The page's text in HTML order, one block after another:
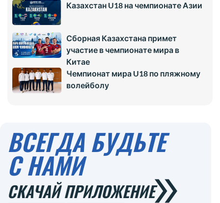
Казахстан U18 на чемпионате Азии
Сборная Казахстана примет
участие в чемпионате мира в
Китае
Чемпионат мира U18 по пляжному
волейболу
ВСЕГДА БУДЬТЕ
С НАМИ
СКАЧАЙ ПРИЛОЖЕНИЕ